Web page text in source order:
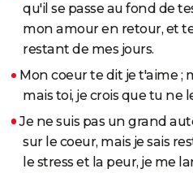
qu'il se passe au fond de
mon amour en retour, et
restant de mes jours.
Mon coeur te dit je t'aime ;
mais toi, je crois que tu ne
Je ne suis pas un grand
sur le coeur, mais je sais
le stress et la peur, je me